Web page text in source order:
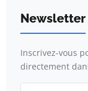
Newsletter
Inscrivez-vous
directement